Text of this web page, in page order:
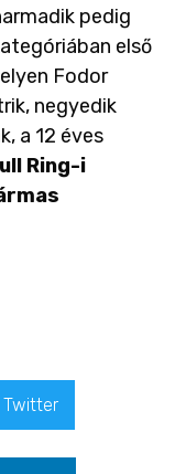
pedig
első
Fodor
negyedik
a 12 éves
Ring-i
Twitter